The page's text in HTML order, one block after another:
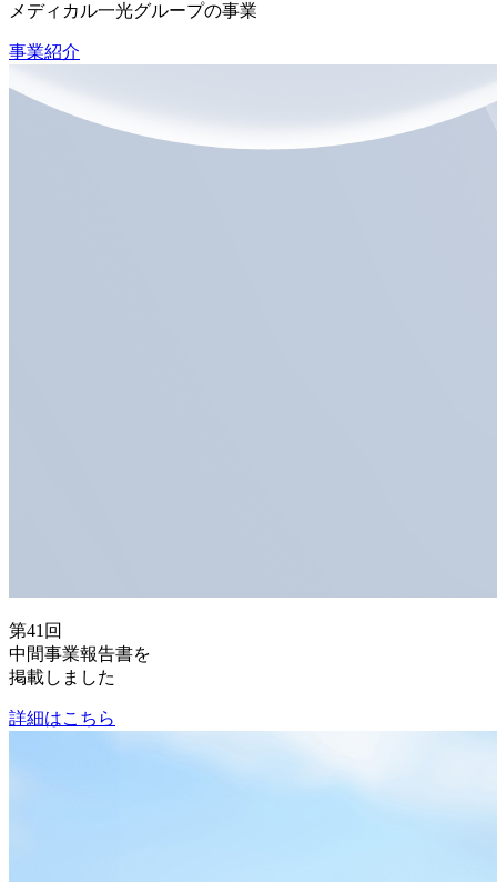
メディカル一光グループの事業
事業紹介
第41回
中間事業報告書を
掲載しました
詳細はこちら